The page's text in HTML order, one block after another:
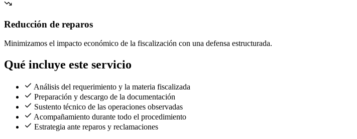
Reducción de reparos
Minimizamos el impacto económico de la fiscalización con una defensa estructurada.
Qué incluye este servicio
Análisis del requerimiento y la materia fiscalizada
Preparación y descargo de la documentación
Sustento técnico de las operaciones observadas
Acompañamiento durante todo el procedimiento
Estrategia ante reparos y reclamaciones